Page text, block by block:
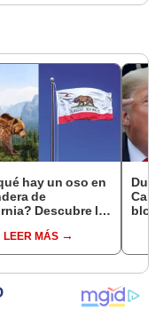
hay un oso en
de
Descubre la
cuando
a México y
LEER MÁS
Duro